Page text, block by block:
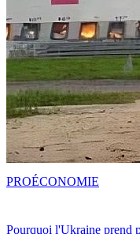
Pourquoi l'Ukraine prend
PROÉCONOMIE